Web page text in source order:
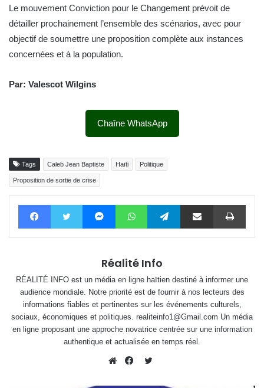
Le mouvement Conviction pour le Changement prévoit de
détailler prochainement l’ensemble des scénarios, avec pour
objectif de soumettre une proposition complète aux instances
concernées et à la population.
Par: Valescot Wilgins
Chaîne WhatsApp
Tags Caleb Jean Baptiste Haïti Politique
Proposition de sortie de crise
FacebookTwitter MessengerWhatsAppTelegram Partager par email
Réalité Info
RÉALITÉ INFO est un média en ligne haïtien destiné à informer une
audience mondiale. Notre priorité est de fournir à nos lecteurs des
informations fiables et pertinentes sur les événements culturels,
sociaux, économiques et politiques. realiteinfo1@Gmail.com Un média
en ligne proposant une approche novatrice centrée sur une information
authentique et actualisée en temps réel.